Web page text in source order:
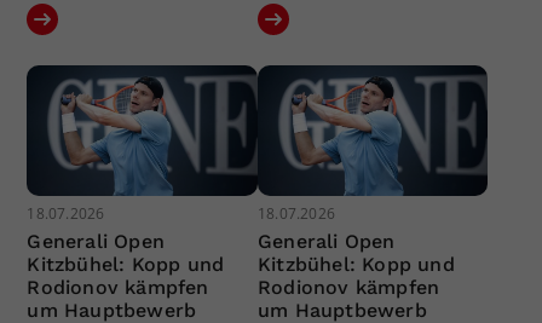
18.07.2026
Generali Open
Kitzbühel: Kopp und
Rodionov kämpfen
um Hauptbewerb
18.07.2026
Generali Open
Kitzbühel: Kopp und
Rodionov kämpfen
um Hauptbewerb